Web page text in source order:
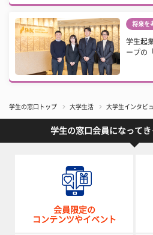
将来を
学生起
ープの
学生の窓口トップ 大学生活 大学生インタビ
学生の窓口会員になってき
会員限定の
コンテンツやイベント